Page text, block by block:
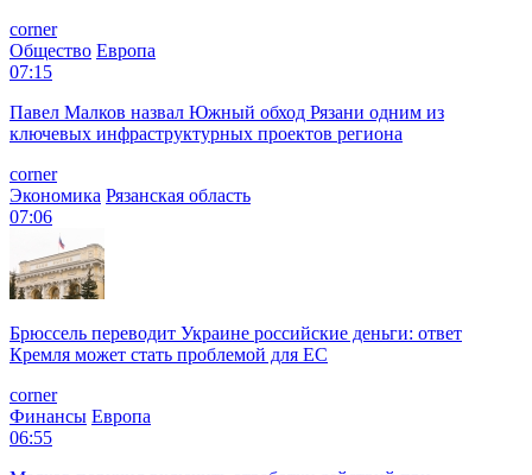
corner
Общество Европа
07:15
Павел Малков назвал Южный обход Рязани одним из
ключевых инфраструктурных проектов региона
corner
Экономика Рязанская область
07:06
Брюссель переводит Украине российские деньги: ответ
Кремля может стать проблемой для EC
corner
Финансы Европа
06:55